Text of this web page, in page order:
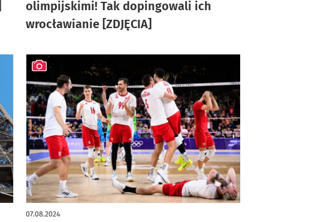
olimpijskimi! Tak dopingowali ich
wrocławianie [ZDJĘCIA]
07.08.2024
artykuł z galerią zdjęć